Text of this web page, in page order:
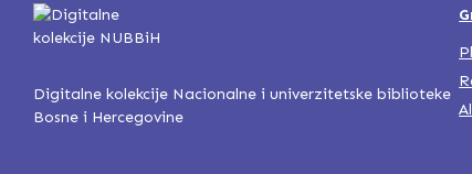
Digitalne kolekcije Nacionalne i univerzitetske biblioteke
Bosne i Hercegovine